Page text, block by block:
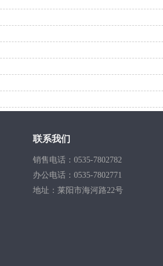
联系我们
销售电话：0535-7802782
办公电话：0535-7802771
地址：莱阳市海河路22号